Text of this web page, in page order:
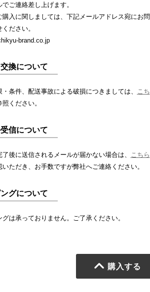
でご連絡差し上げます。
購入に関しましては、下記メールアドレス宛にお問
ださい。
brand.co.jp
換について
・条件、配送事故による破損につきましては、 こち
照ください。
信について
了後に送信されるメールが届かない場合は、 こちら
いただき、お手数ですが弊社へご連絡ください。
グについて
グは承っておりません。ご了承ください。
購入する